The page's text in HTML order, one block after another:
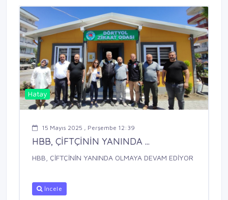
Hatay
15 Mayıs 2025 , Perşembe 12:39
HBB, ÇİFTÇİNİN YANINDA ...
HBB, ÇİFTÇİNİN YANINDA OLMAYA DEVAM EDİYOR
İncele